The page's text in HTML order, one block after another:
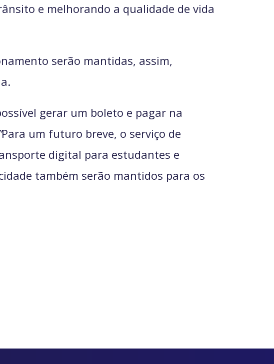
e melhorando a qualidade de vida
serão mantidas, assim,
gerar um boleto e pagar na
Para um futuro breve, o serviço de
digital para estudantes e
também serão mantidos para os